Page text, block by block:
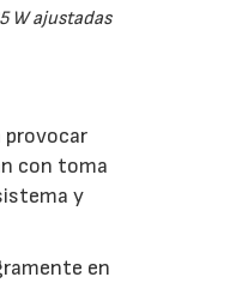
W ajustadas
provocar
con toma
y
en